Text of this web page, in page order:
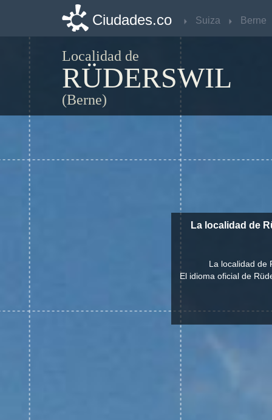
Ciudades.co Suiza Berne
Localidad de
RÜDERSWIL
(Berne)
La localidad de
La localidad de
El idioma oficial de
Ciudades.co Suiza Berne